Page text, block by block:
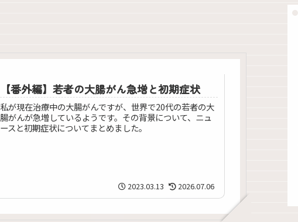
【番外編】若者の大腸がん急増と初期症状
私が現在治療中の大腸がんですが、世界で20代の若者の大
腸がんが急増しているようです。その背景について、ニュ
ースと初期症状についてまとめました。
2023.03.13 2026.07.06